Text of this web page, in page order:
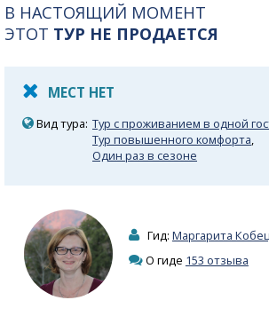
В НАСТОЯЩИЙ МОМЕНТ
ЭТОТ ТУР НЕ ПРОДАЕТСЯ
МЕСТ НЕТ
Вид тура: Тур с проживанием в одной
Тур повышенного комфорта,
Один раз в сезоне
Гид: Маргарита
О гиде 153 отзыва